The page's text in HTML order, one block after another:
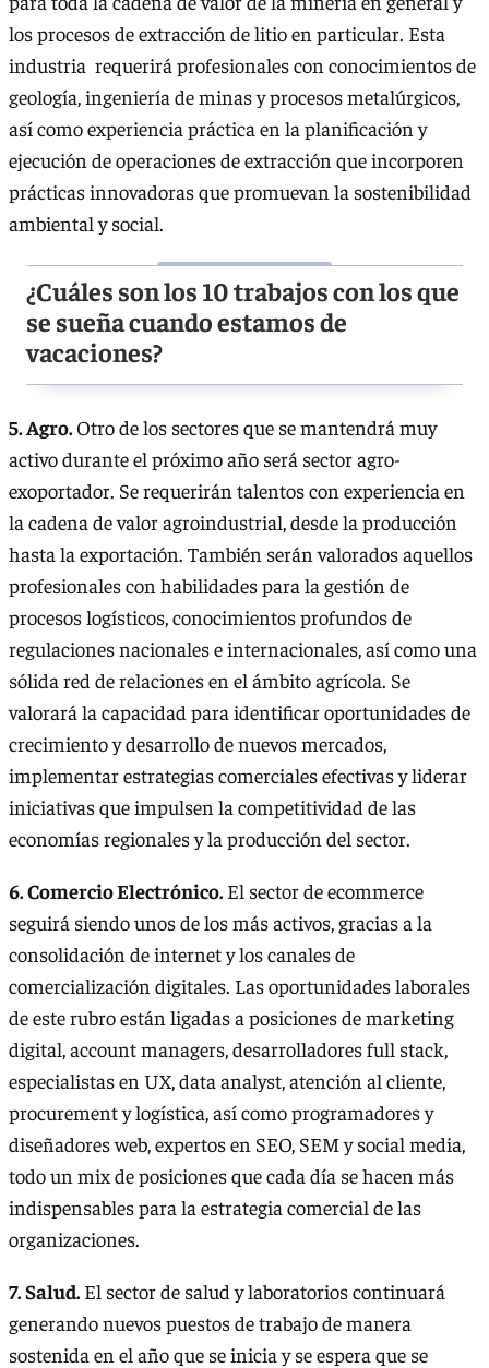
los procesos de extracción de litio en particular. Esta
industria requerirá profesionales con conocimientos de
geología, ingeniería de minas y procesos metalúrgicos,
así como experiencia práctica en la planificación y
ejecución de operaciones de extracción que incorporen
prácticas innovadoras que promuevan la sostenibilidad
ambiental y social.
¿Cuáles son los 10 trabajos con los que
se sueña cuando estamos de
vacaciones?
5. Agro.Otro de los sectores que se mantendrá muy
activo durante el próximo año será sector agro-
exoportador. Se requerirán talentos con experiencia en
la cadena de valor agroindustrial, desde la producción
hasta la exportación. También serán valorados aquellos
profesionales con habilidades para la gestión de
procesos logísticos, conocimientos profundos de
regulaciones nacionales e internacionales, así como una
sólida red de relaciones en el ámbito agrícola. Se
valorará la capacidad para identificar oportunidades de
crecimiento y desarrollo de nuevos mercados,
implementar estrategias comerciales efectivas y liderar
iniciativas que impulsen la competitividad de las
economías regionales y la producción del sector.
6. Comercio Electrónico.El sector de ecommerce
seguirá siendo unos de los más activos, gracias a la
consolidación de internet y los canales de
comercialización digitales. Las oportunidades laborales
de este rubro están ligadas a posiciones de marketing
digital, account managers, desarrolladores full stack,
especialistas en UX, data analyst, atención al cliente,
procurement y logística, así como programadores y
diseñadores web, expertos en SEO, SEM y social media,
todo un mix de posiciones que cada día se hacen más
indispensables para la estrategia comercial de las
organizaciones.
7. Salud. El sector de salud y laboratorios continuará
generando nuevos puestos de trabajo de manera
sostenida en el año que se inicia y se espera que se